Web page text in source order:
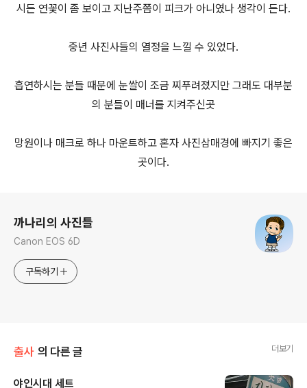
시든 연꽃이 좀 보이고 지난주쯤이 피크가 아니였나 생각이 든다.
중년 사진사들의 열정을 느낄 수 있었다.
흡연하시는 분들 때문에 눈쌀이 조금 찌푸려졌지만 그래도 대부분
의 분들이 매너를 지켜주신곳
망원이나 매크로 하나 마운트하고 혼자 사진삼매경에 빠지기 좋은
곳이다.
까나리의 사진들
Canon EOS 6D
구독하기
출사 의 다른 글 더보기
야인시대 세트